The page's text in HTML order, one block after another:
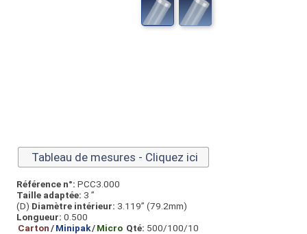
Tableau de mesures - Cliquez ici
Référence n°: PCC3.000
Taille adaptée: 3 ”
(D) Diamètre intérieur: 3.119” (79.2mm)
Longueur: 0.500
Carton/Minipak/Micro Qté: 500/100/10